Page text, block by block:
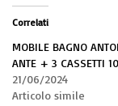
Correlati
MOBILE BAGNO
ANTE + 3 CASSETTI
21/06/2024
Articolo simile